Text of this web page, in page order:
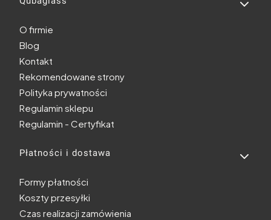
O firmie
Blog
Kontakt
Rekomendowane strony
Polityka prywatności
Regulamin sklepu
Regulamin - Certyfikat
Płatności i dostawa
Formy płatności
Koszty przesyłki
Czas realizacji zamówienia